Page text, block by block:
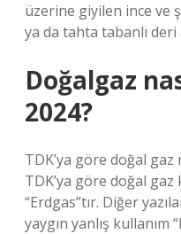
üzerine giyilen ince ve
ya da tahta tabanlı deri
Doğalgaz
2024?
TDK’ya göre doğal gaz
TDK’ya göre doğal gaz
“Erdgas”tır. Diğer
yaygın yanlış kullanım